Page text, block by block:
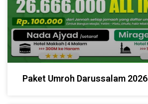
Paket Umroh Darussalam 2026